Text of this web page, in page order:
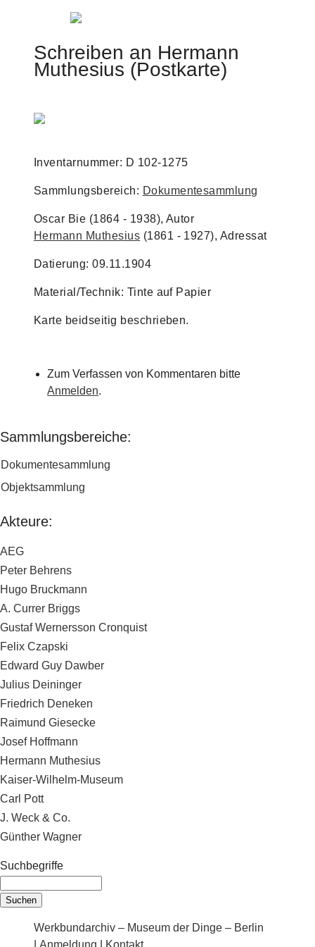
Jump to navigation
Schreiben an Hermann
Muthesius (Postkarte)
Inventarnummer: D 102-1275
Sammlungsbereich: Dokumentesammlung
Oscar Bie (1864 - 1938), Autor
Hermann Muthesius (1861 - 1927), Adressat
Datierung: 09.11.1904
Material/Technik: Tinte auf Papier
Karte beidseitig beschrieben.
Zum Verfassen von Kommentaren bitte
Anmelden.
Sammlungsbereiche:
Dokumentesammlung
Objektsammlung
Akteure:
AEG
Peter Behrens
Hugo Bruckmann
A. Currer Briggs
Gustaf Wernersson Cronquist
Felix Czapski
Edward Guy Dawber
Julius Deininger
Friedrich Deneken
Raimund Giesecke
Josef Hoffmann
Hermann Muthesius
Kaiser-Wilhelm-Museum
Carl Pott
J. Weck & Co.
Günther Wagner
Suchbegriffe
Werkbundarchiv – Museum der Dinge – Berlin
Anmeldung Kontakt